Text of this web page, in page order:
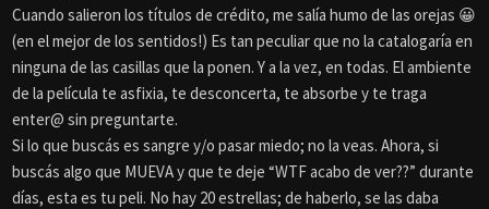
Cuando salieron los títulos de crédito, me salía humo de las orejas 😀
(en el mejor de los sentidos!) Es tan peculiar que no la catalogaría en
ninguna de las casillas que la ponen. Y a la vez, en todas. El ambiente
de la película te asfixia, te desconcerta, te absorbe y te traga
enter@ sin preguntarte.
Si lo que buscás es sangre y/o pasar miedo; no la veas. Ahora, si
buscás algo que MUEVA y que te deje “WTF acabo de ver??” durante
días, esta es tu peli. No hay 20 estrellas; de haberlo, se las daba